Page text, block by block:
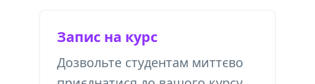
Запис на курс
Дозвольте студентам миттєво